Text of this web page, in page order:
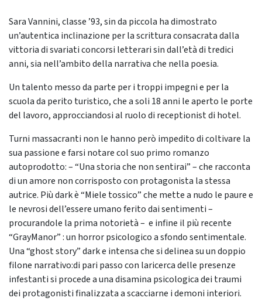
Sara Vannini, classe ’93, sin da piccola ha dimostrato
un’autentica inclinazione per la scrittura consacrata dalla
vittoria di svariati concorsi letterari sin dall’età di tredici
anni, sia nell’ambito della narrativa che nella poesia.
Un talento messo da parte per i troppi impegni e per la
scuola da perito turistico, che a soli 18 anni le aperto le porte
del lavoro, approcciandosi al ruolo di receptionist di hotel.
Turni massacranti non le hanno però impedito di coltivare la
sua passione e farsi notare col suo primo romanzo
autoprodotto: – “Una storia che non sentirai” – che racconta
di un amore non corrisposto con protagonista la stessa
autrice. Più dark è “Miele tossico” che mette a nudo le paure e
le nevrosi dell’essere umano ferito dai sentimenti –
procurandole la prima notorietà – e infine il più recente
“GrayManor” : un horror psicologico a sfondo sentimentale.
Una “ghost story” dark e intensa che si delinea su un doppio
filone narrativo:di pari passo con laricerca delle presenze
infestanti si procede a una disamina psicologica dei traumi
dei protagonisti finalizzata a scacciarne i demoni interiori.